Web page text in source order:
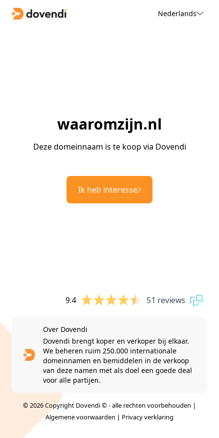
Nederlands
waaromzijn.nl
Deze domeinnaam is te koop via Dovendi
Ik heb interesse
9.4 51 reviews
Over Dovendi
Dovendi brengt koper en verkoper bij elkaar.
We beheren ruim 250.000 internationale
domeinnamen en bemiddelen in de verkoop
van deze namen met als doel een goede deal
voor alle partijen.
© 2026 Copyright Dovendi © - alle rechten voorbehouden |
Algemene voorwaarden | Privacy verklaring